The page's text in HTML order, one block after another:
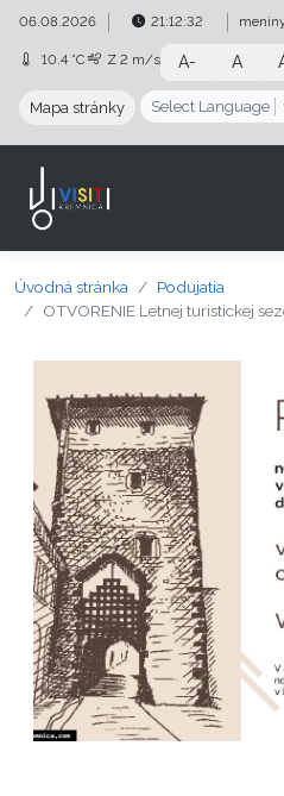
Preskočiť na obsah
Preskočiť na hlavné menu
06.08.2026 21:12:33
10.4 °C Z 2 m/s A- A
Mapa stránky Select Language
Úvodná stránka
Podujatia
OTVORENIE Letnej turistickej